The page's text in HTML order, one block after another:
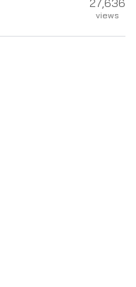
27,636
views